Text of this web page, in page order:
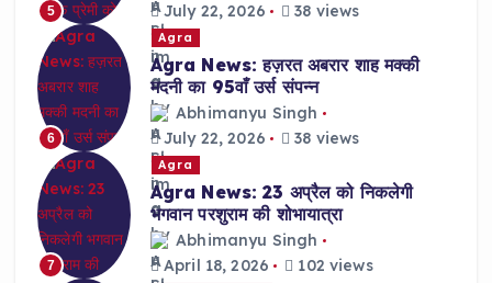
5
July 22, 2026
38 views
6
Agra
Agra News: हज़रत अबरार शाह मक्की
मदनी का 95वाँ उर्स संपन्न
Abhimanyu Singh
July 22, 2026
38 views
7
Agra
Agra News: 23 अप्रैल को निकलेगी
भगवान परशुराम की शोभायात्रा
Abhimanyu Singh
April 18, 2026
102 views